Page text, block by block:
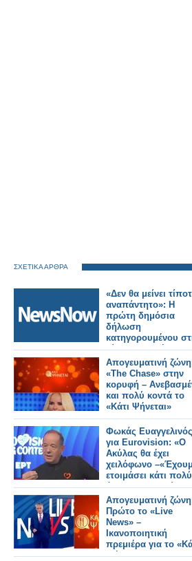
ΣΧΕΤΙΚΑ ΑΡΘΡΑ
«Δεν θα μείνει
αναπάντητο»: Η
πρώτη δημόσια
δήλωση
κατηγορουμένου
δίκη για τα Τέμπη .
Απογευματινή
«The Chase» στην
κορυφή –
και πολύ κοντά το
«Κάτι Ψήνεται»
Φωκάς Ευαγγελινός
για Eurovision: «Ο
Ακύλας θα έχει
χειλόφωνο
ετοιμάσει κάτι πολύ
όμορφο – ο Ακύλας
είναι πανέτοιμος»
Απογευματινή
Πρώτο το «Live
News» –
Ικανοποιητική
πρεμιέρα για το
Ψήνεται»